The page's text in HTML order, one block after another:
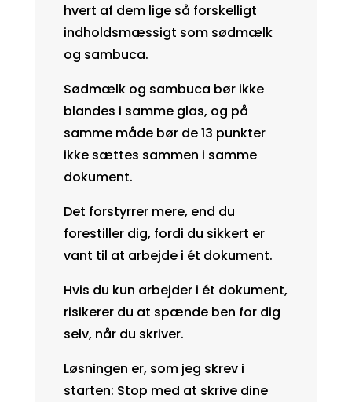
hvert af dem lige så forskelligt
indholdsmæssigt som sødmælk
og sambuca.
Sødmælk og sambuca bør ikke
blandes i samme glas, og på
samme måde bør de 13 punkter
ikke sættes sammen i samme
dokument.
Det forstyrrer mere, end du
forestiller dig, fordi du sikkert er
vant til at arbejde i ét dokument.
Hvis du kun arbejder i ét dokument,
risikerer du at spænde ben for dig
selv, når du skriver.
Løsningen er, som jeg skrev i
starten: Stop med at skrive dine